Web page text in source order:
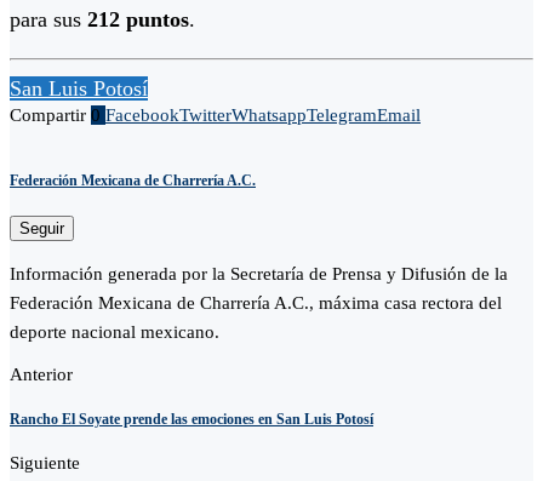
para sus 212 puntos.
San Luis Potosí
Compartir 0 FacebookTwitterWhatsappTelegramEmail
Federación Mexicana de Charrería A.C.
Seguir
Información generada por la Secretaría de Prensa y Difusión de la
Federación Mexicana de Charrería A.C., máxima casa rectora del
deporte nacional mexicano.
Anterior
Rancho El Soyate prende las emociones en San Luis Potosí
Siguiente